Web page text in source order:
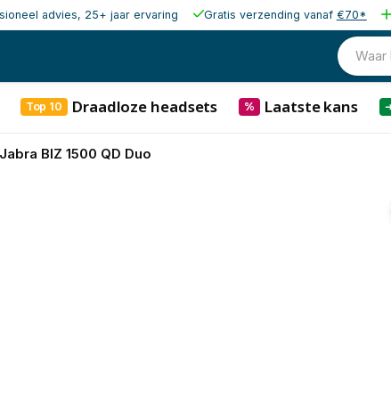
advies, 25+ jaar ervaring Gratis verzending vanaf €70*
Waar
Top 10 Draadloze headsets % Laatste kans
Jabra BIZ 1500 QD Duo